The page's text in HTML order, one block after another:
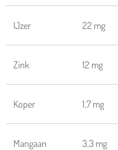
IJzer 22 mg
Zink 12 mg
Koper 1,7 mg
Mangaan 3,3 mg